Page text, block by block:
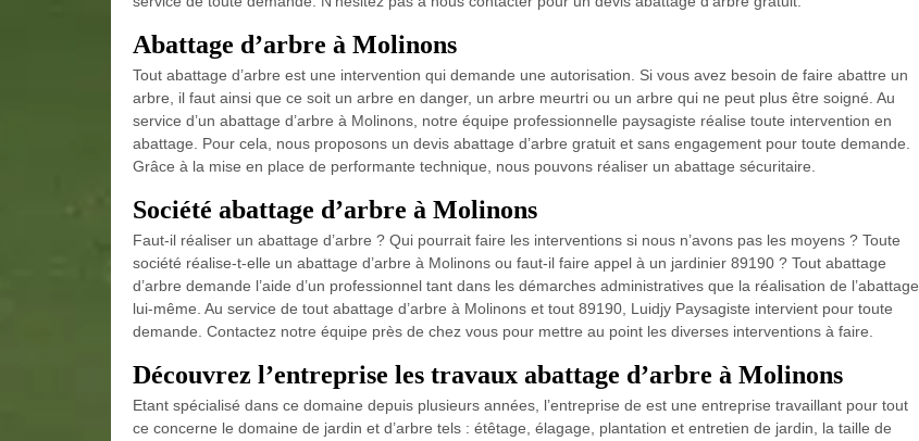
Abattage d’arbre à Molinons
Tout abattage d’arbre est une intervention qui demande une autorisation. Si vous avez besoin de faire abattre un
arbre, il faut ainsi que ce soit un arbre en danger, un arbre meurtri ou un arbre qui ne peut plus être soigné. Au
service d’un abattage d’arbre à Molinons, notre équipe professionnelle paysagiste réalise toute intervention en
abattage. Pour cela, nous proposons un devis abattage d’arbre gratuit et sans engagement pour toute demande.
Grâce à la mise en place de performante technique, nous pouvons réaliser un abattage sécuritaire.
Société abattage d’arbre à Molinons
Faut-il réaliser un abattage d’arbre ? Qui pourrait faire les interventions si nous n’avons pas les moyens ? Toute
société réalise-t-elle un abattage d’arbre à Molinons ou faut-il faire appel à un jardinier 89190 ? Tout abattage
d’arbre demande l’aide d’un professionnel tant dans les démarches administratives que la réalisation de l’abattage
lui-même. Au service de tout abattage d’arbre à Molinons et tout 89190, Luidjy Paysagiste intervient pour toute
demande. Contactez notre équipe près de chez vous pour mettre au point les diverses interventions à faire.
Découvrez l’entreprise les travaux abattage d’arbre à Molinons
Etant spécialisé dans ce domaine depuis plusieurs années, l’entreprise de est une entreprise travaillant pour tout
ce concerne le domaine de jardin et d’arbre tels : étêtage, élagage, plantation et entretien de jardin, la taille de